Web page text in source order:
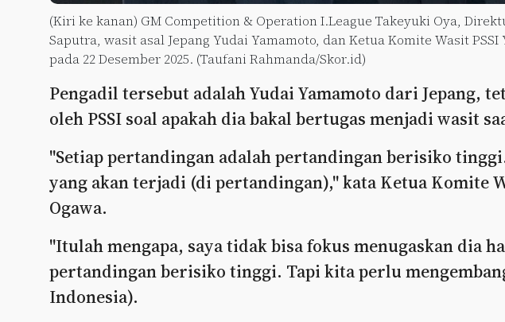
(Kiri ke kanan) GM Competition & Operation I.League Takeyuki Oya,
Saputra, wasit asal Jepang Yudai Yamamoto, dan Ketua Komite Wasit
pada 22 Desember 2025. (Taufani Rahmanda/Skor.id)
Pengadil tersebut adalah Yudai Yamamoto dari Jepang,
oleh PSSI soal apakah dia bakal bertugas menjadi wasit
"Setiap pertandingan adalah pertandingan berisiko
yang akan terjadi (di pertandingan)," kata Ketua Komite
Ogawa.
"Itulah mengapa, saya tidak bisa fokus menugaskan dia
pertandingan berisiko tinggi. Tapi kita perlu
Indonesia).